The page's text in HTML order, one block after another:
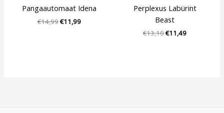
Pangaautomaat Idena
€14,99€11,99
Perplexus Labürint
Beast
€13,10€11,49